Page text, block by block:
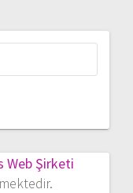
Web Şirketi